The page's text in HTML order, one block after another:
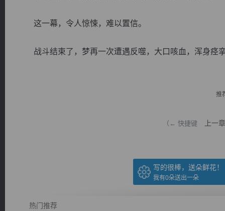
这一幕，令人惊悚，难以置信。
战斗结束了，梦再一次遭遇反噬，大口咳血，浑身痉
推
（← 快捷键 上一章
写的很棒，送朵鲜花！
我有0朵送出一朵
热门推荐